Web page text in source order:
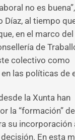
no es
Díaz, al tiempo
en el marco
de
colectivo como
en las políticas de
la Xunta han
la “formación”
su incorporación
En esta